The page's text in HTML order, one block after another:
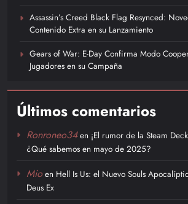
Assassin’s Creed Black Flag Resynced:
Contenido Extra en su Lanzamiento
Gears of War: E-Day Confirma Modo
Jugadores en su Campaña
Últimos comentarios
Ronroneo34en ¡El rumor de la Steam
¿Qué sabemos en mayo de 2025?
Mioen Hell Is Us: el Nuevo Souls
Deus Ex